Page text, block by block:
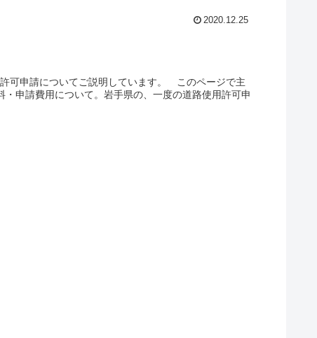
2020.12.25
可申請についてご説明しています。 このページで主
申請費用について。岩手県の、一度の道路使用許可申